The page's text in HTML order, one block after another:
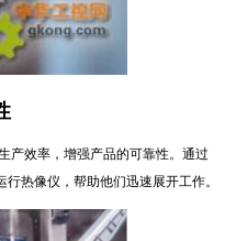
效率，增强产品的可靠性。通过
热像仪，帮助他们迅速展开工作。